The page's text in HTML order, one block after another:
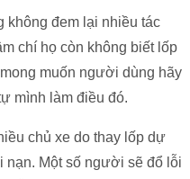
không đem lại nhiều tác
chí họ còn không biết lốp
muốn người dùng hãy
mình làm điều đó.
chủ xe do thay lốp dự
nạn. Một số người sẽ đổ lỗi